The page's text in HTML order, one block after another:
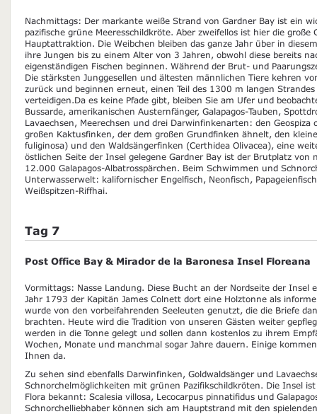
Nachmittags: Der markante weiße Strand von Gardner Bay ist ein
pazifische grüne Meeresschildkröte. Aber zweifellos ist hier die große
Hauptattraktion. Die Weibchen bleiben das ganze Jahr über in
ihre Jungen bis zu einem Alter von 3 Jahren, obwohl diese bereits
eigenständigen Fischen beginnen. Während der Brut- und
Die stärksten Junggesellen und ältesten männlichen Tiere kehren
zurück und beginnen erneut, einen Teil des 1300 m langen
verteidigen.Da es keine Pfade gibt, bleiben Sie am Ufer und
Bussarde, amerikanischen Austernfänger, Galapagos-Tauben,
Lavaechsen, Meerechsen und drei Darwinfinkenarten: den Geospiza
großen Kaktusfinken, der dem großen Grundfinken ähnelt, den
fuliginosa) und den Waldsängerfinken (Certhidea Olivacea), eine
östlichen Seite der Insel gelegene Gardner Bay ist der Brutplatz von
12.000 Galapagos-Albatrosspärchen. Beim Schwimmen und
Unterwasserwelt: kalifornischer Engelfisch, Neonfisch,
Weißspitzen-Riffhai.
Tag 7
Post Office Bay & Mirador de la Baronesa Insel Floreana
Vormittags: Nasse Landung. Diese Bucht an der Nordseite der Insel
Jahr 1793 der Kapitän James Colnett dort eine Holztonne als
wurde von den vorbeifahrenden Seeleuten genutzt, die die Briefe
brachten. Heute wird die Tradition von unseren Gästen weiter
werden in die Tonne gelegt und sollen dann kostenlos zu ihrem
Wochen, Monate und manchmal sogar Jahre dauern. Einige
Ihnen da.
Zu sehen sind ebenfalls Darwinfinken, Goldwaldsänger und
Schnorchelmöglichkeiten mit grünen Pazifikschildkröten. Die Insel
Flora bekannt: Scalesia villosa, Lecocarpus pinnatifidus und
Schnorchelliebhaber können sich am Hauptstrand mit den